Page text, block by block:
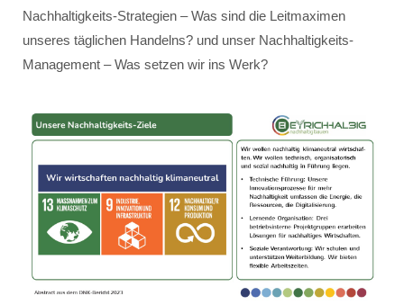
Nachhaltigkeits-Strategien – Was sind die Leitmaximen
unseres täglichen Handelns? und unser Nachhaltigkeits-
Management – Was setzen wir ins Werk?